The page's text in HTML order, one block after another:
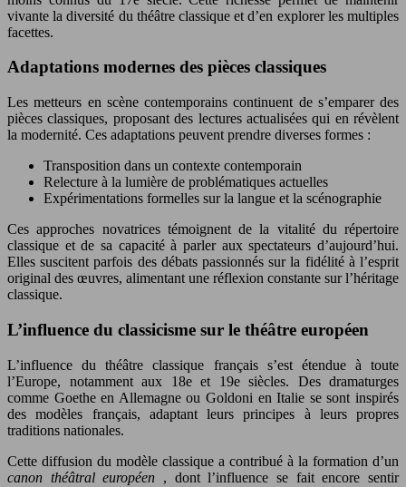
vivante la diversité du théâtre classique et d’en explorer les multiples
facettes.
Adaptations modernes des pièces classiques
Les metteurs en scène contemporains continuent de s’emparer des
pièces classiques, proposant des lectures actualisées qui en révèlent
la modernité. Ces adaptations peuvent prendre diverses formes :
Transposition dans un contexte contemporain
Relecture à la lumière de problématiques actuelles
Expérimentations formelles sur la langue et la scénographie
Ces approches novatrices témoignent de la vitalité du répertoire
classique et de sa capacité à parler aux spectateurs d’aujourd’hui.
Elles suscitent parfois des débats passionnés sur la fidélité à l’esprit
original des œuvres, alimentant une réflexion constante sur l’héritage
classique.
L’influence du classicisme sur le théâtre européen
L’influence du théâtre classique français s’est étendue à toute
l’Europe, notamment aux 18e et 19e siècles. Des dramaturges
comme Goethe en Allemagne ou Goldoni en Italie se sont inspirés
des modèles français, adaptant leurs principes à leurs propres
traditions nationales.
Cette diffusion du modèle classique a contribué à la formation d’un
canon théâtral européen , dont l’influence se fait encore sentir